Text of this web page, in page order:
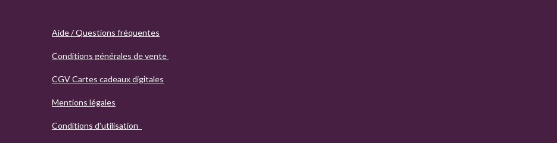
Aide / Questions fréquentes
Conditions générales de vente
CGV Cartes cadeaux digitales
Mentions légales
Conditions d'utilisation